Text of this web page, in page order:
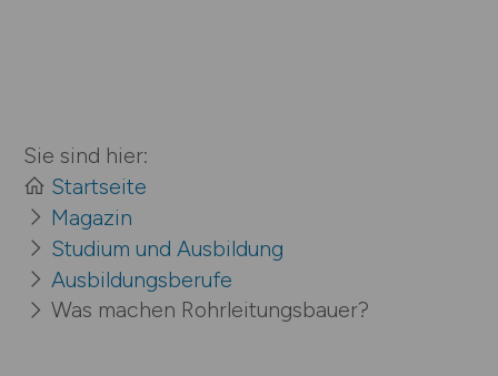
Sie sind hier:
Startseite
Magazin
Studium und Ausbildung
Ausbildungsberufe
Was machen Rohr­­leitungs­­bauer?